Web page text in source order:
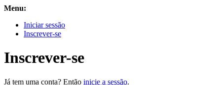
Menu:
Iniciar sessão
Inscrever-se
Inscrever-se
Já tem uma conta? Então inicie a sessão.